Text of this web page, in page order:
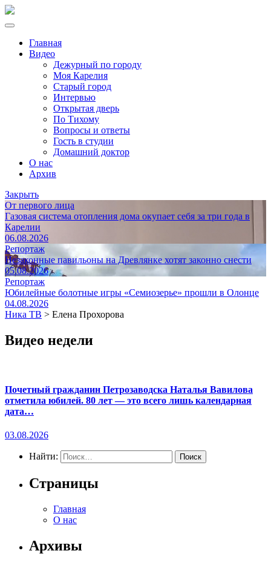
Главная
Видео
Дежурный по городу
Моя Карелия
Старый город
Интервью
Открытая дверь
По Тихому
Вопросы и ответы
Гость в студии
Домашний доктор
О нас
Архив
Закрыть
От первого лица
Газовая система отопления дома окупает себя за три года в
Карелии
06.08.2026
Репортаж
Незаконные павильоны на Древлянке хотят законно снести
05.08.2026
Репортаж
Юбилейные болотные игры «Семиозерье» прошли в Олонце
04.08.2026
Ника ТВ > Елена Прохорова
Видео недели
Почетный гражданин Петрозаводска Наталья Вавилова
отметила юбилей. 80 лет — это всего лишь календарная
дата…
03.08.2026
Найти:
Страницы
Главная
О нас
Архивы